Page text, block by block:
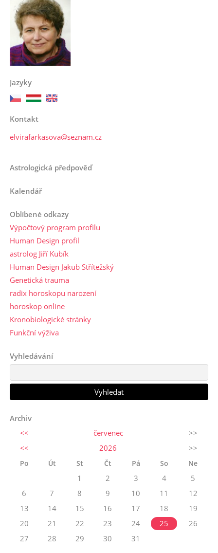
Jazyky
Kontakt
elvirafarkasova@seznam.cz
Astrologická předpověď
Kalendář
Oblíbené odkazy
Výpočtový program profilu
Human Design profil
astrolog Jiří Kubík
Human Design Jakub Střítežský
Genetická trauma
radix horoskopu narození
horoskop online
Kronobiologické stránky
Funkční výživa
Vyhledávání
Archiv
<<
červenec
>>
<<
2026 >>
Po Út St Čt Pá So Ne
1 2 3 4
5
6
7 8 9 10 11
12
13
14 15 16 17 18
19
20
21 22 23 24 25
26
27
28 29 30 31